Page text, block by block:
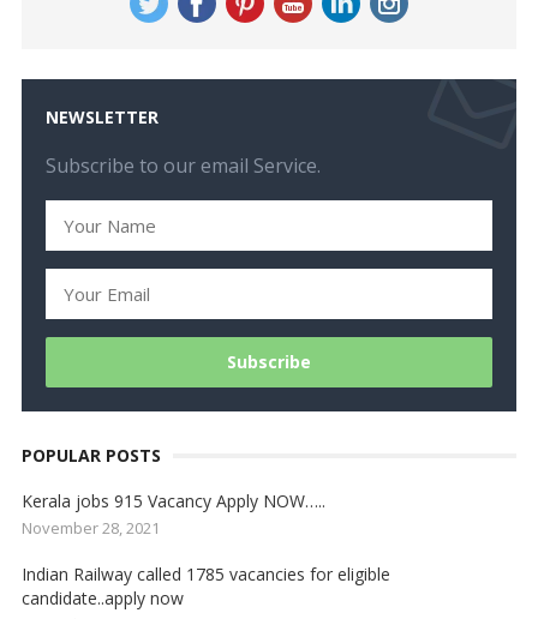
NEWSLETTER
Subscribe to our email Service.
POPULAR POSTS
Kerala jobs 915 Vacancy Apply NOW…..
November 28, 2021
Indian Railway called 1785 vacancies for eligible
candidate..apply now